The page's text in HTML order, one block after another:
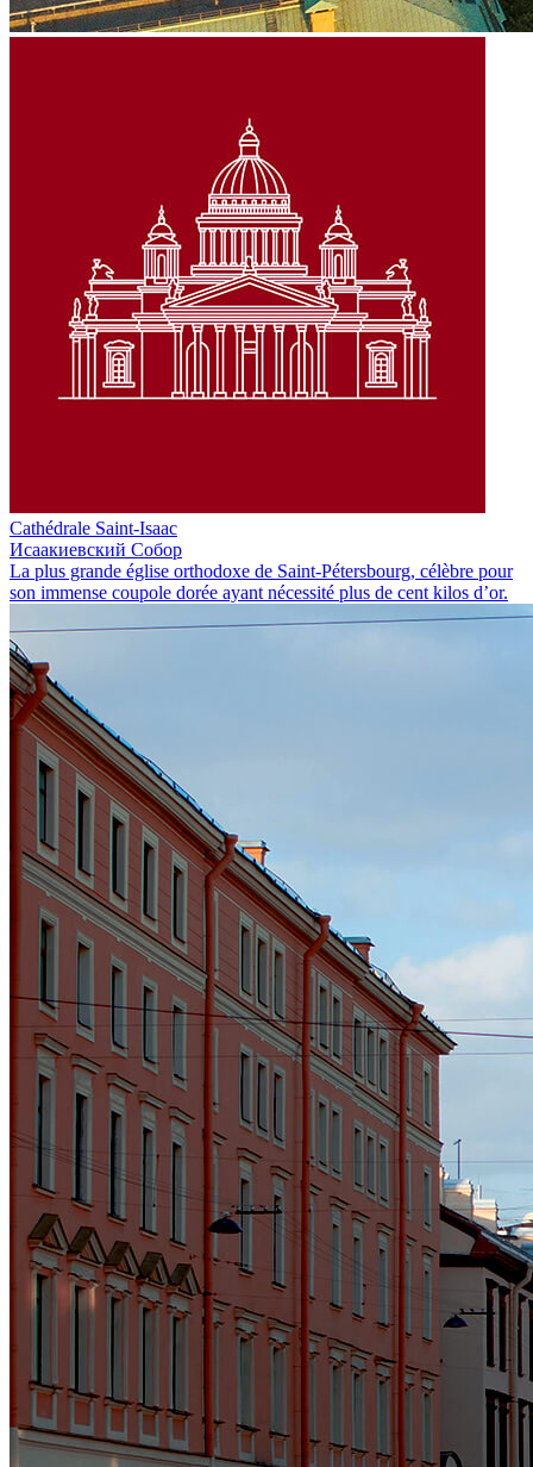
Cathédrale Saint-Isaac
Исаакиевский Собор
La plus grande église orthodoxe de Saint-Pétersbourg, célèbre pour
son immense coupole dorée ayant nécessité plus de cent kilos d’or.